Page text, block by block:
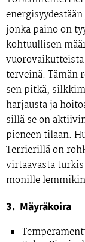
jonka paino on
kohtuullisen
terveinä. Tämän
sen pitkä,
harjausta ja
sillä se on
pieneen tilaan.
Terrierillä on
virtaavasta
monille
3. Mäyräkoira